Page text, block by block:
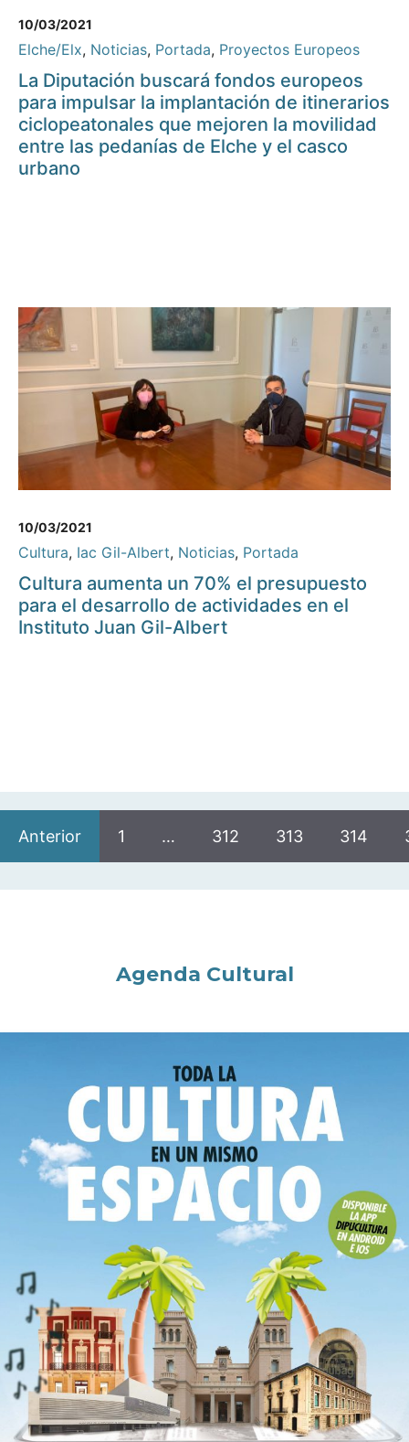
10/03/2021
Elche/Elx, Noticias, Portada, Proyectos Europeos
La Diputación buscará fondos europeos
para impulsar la implantación de itinerarios
ciclopeatonales que mejoren la movilidad
entre las pedanías de Elche y el casco
urbano
10/03/2021
Cultura, Iac Gil-Albert, Noticias, Portada
Cultura aumenta un 70% el presupuesto
para el desarrollo de actividades en el
Instituto Juan Gil-Albert
Anterior 1 … 312 313 314
Agenda Cultural